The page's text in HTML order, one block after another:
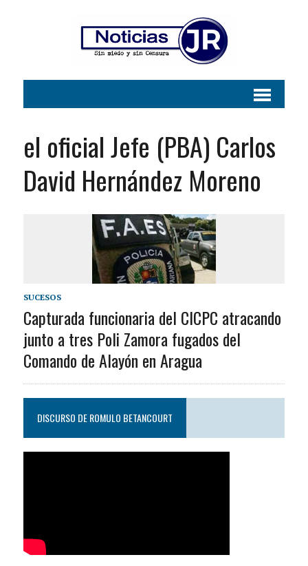
el oficial Jefe (PBA) Carlos
David Hernández Moreno
SUCESOS
Capturada funcionaria del CICPC atracando
junto a tres Poli Zamora fugados del
Comando de Alayón en Aragua
DISCURSO DE ROMULO BETANCOURT